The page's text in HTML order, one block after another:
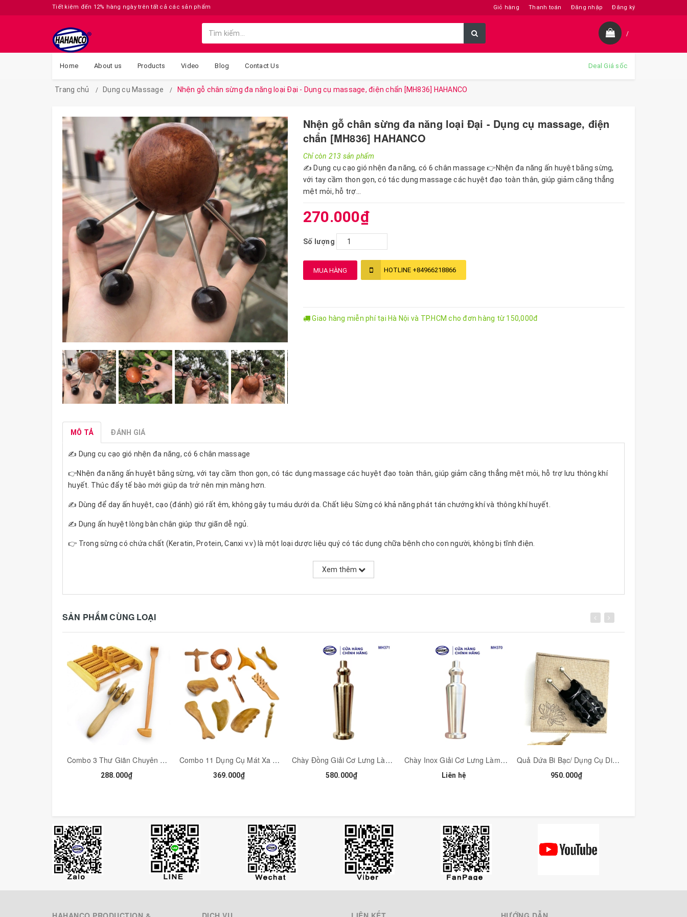
Giỏ hàng Thanh toán Đăng nhập Đăng ký
Tiết kiệm đến 12% hàng ngày trên tất cả các sản phẩm
/
Home About us Products Video Blog Contact Us Deal Giá sốc
Trang chủ Dụng cụ Massage Nhện gỗ chân sừng đa năng loại Đại - Dụng cụ massage, điện chẩn [MH836] HAHANCO
Nhện gỗ chân sừng đa năng loại Đại - Dụng cụ massage, điện
chẩn [MH836] HAHANCO
Chỉ còn 213 sản phẩm
✍️ Dụng cụ cạo gió nhện đa năng, có 6 chân massage 👉Nhện đa năng ấn huyệt bằng sừng,
với tay cầm thon gọn, có tác dụng massage các huyệt đạo toàn thân, giúp giảm căng thẳng
mệt mỏi, hỗ trợ...
270.000₫
Số lượng
MUA HÀNG HOTLINE +84966218866
Giao hàng miễn phí tại Hà Nội và TP.HCM cho đơn hàng từ 150,000đ
MÔ TẢ ĐÁNH GIÁ
✍️ Dụng cụ cạo gió nhện đa năng, có 6 chân massage
👉Nhện đa năng ấn huyệt bằng sừng, với tay cầm thon gọn, có tác dụng massage các huyệt đạo toàn thân, giúp giảm căng thẳng mệt mỏi, hỗ trợ lưu thông khí
huyết. Thúc đẩy tế bào mới giúp da trở nên mịn màng hơn.
✍️ Dùng để day ấn huyệt, cạo (đánh) gió rất êm, không gây tụ máu dưới da. Chất liệu Sừng có khả năng phát tán chướng khí và thông khí huyết.
✍️ Dụng ấn huyệt lòng bàn chân giúp thư giãn dễ ngủ.
👉 Trong sừng có chứa chất (Keratin, Protein, Canxi v.v) là một loại dược liệu quý có tác dụng chữa bệnh cho con người, không bị tĩnh điện.
👉 Màu sắc: gỗ và sừng tự nhiên (màu ngẫu nhiên)
--
✍️ Công dụng và hướng dẫn sử dụng:
1. Chà xuống da giúp giảm đau nhức cơ bắp, cải thiện các chứng đau cơ mãn tính, loại bỏ mỡ thừa.
2. Massage đầu giúp lưu thông khí huyết, tăng máu lên não, chữa đau đầu hiệu quả, giảm rụng tóc.
✍️ Dụng cụ này đang được dùng tại các Spa của Nhật, Hàn Quốc, Trung Quốc, Đài Loan.
----
👽👽Góc cảnh báo:
Hiện tượng tạo ra tĩnh điện có thể biết như sau: đơn giản nhất là chúng ta mặc các loại quần áo sử dụng chất liệu sợi tổng hợp (polyester hay nynon) khi người
khác sờ vào thì bị giật nhói (thường hay bị ở mùa đông) Đây chính là nguyên nhân gây ra hiện tượng tĩnh điện. còn khi chúng ta mặc các loại quần áo dạng vải sợi tự
nhiên như cotton thì sẽ không bị, thế nên dùng những chất liệu tự nhiên sẽ rất tốt cho sức khỏe.
--
Xem thêm
SẢN PHẨM CÙNG LOẠI
Combo 3 Thư Giãn Chuyên Sâu Để Giải Tỏa Đầu Óc Sau Những Ngày Làm Việc Căng Thẳng - COMBO3
288.000₫
Combo 11 Dụng Cụ Mát Xa Ấn Huyệt Gỗ Thơm Cạo Gió Giúp Đả Thông Kinh Mạch
369.000₫
Chày Đồng Giải Cơ Lưng Làm Mềm Cổ Vai Gáy Đặc Dụng Cụ Diện Chẩn - MH371
580.000₫
Chày Inox Giải Cơ Lưng Làm Mềm Cổ Vai Gáy Đặc Dụng Cụ Diện Chẩn - MH370
Liên hệ
Quả Dứa Bi Bạc/ Dụng Cụ Diện Chẩn Khai Thông, Đánh Gió- Trục Hàn Khí - MH334BS-10
950.000₫